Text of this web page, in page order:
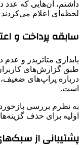
داشتم، آن‌هایی که عدد
لحظه‌ای اعلام
سابقه پرداخت و
پایداری متاتریدر و
طبق گزارش‌های
درباره پراپ‌های
است.
به نظرم بررسی بازخورد
اولیه برای حذف
پشتیبانی از